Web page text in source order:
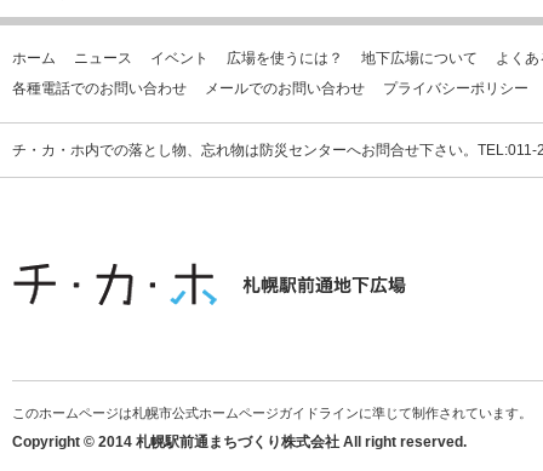
ホーム ニュース イベント 広場を使うには？ 地下広場について
よく
各種電話でのお問い合わせ
メールでのお問い合わせ プライバシーポリシー
チ・カ・ホ内での落とし物、忘れ物は防災センターへお問合せ下さい。
このホームページは札幌市公式ホームページガイドラインに準じて制作されています。
Copyright © 2014 札幌駅前通まちづくり株式会社 All right reserved.